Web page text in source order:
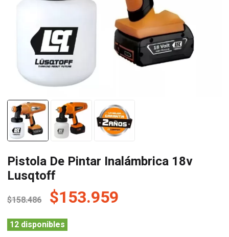
Pistola De Pintar Inalámbrica 18v
Lusqtoff
$158.486 El
precio
original
$153.959
12 disponibles